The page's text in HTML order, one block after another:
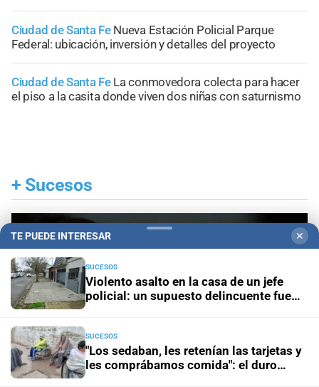
Ciudad de Santa Fe Nueva Estación Policial Parque
Federal: ubicación, inversión y detalles del proyecto
Ciudad de Santa Fe La conmovedora colecta para hacer
el piso a la casita donde viven dos niñas con saturnismo
+ Sucesos
TE PUEDE INTERESAR ✕
SUCESOS
Violento asalto en la casa de un jefe
policial: un supuesto delincuente fue
SUCESOS
"Los sedaban, les retenían las tarjetas y
les comprábamos comida": el duro